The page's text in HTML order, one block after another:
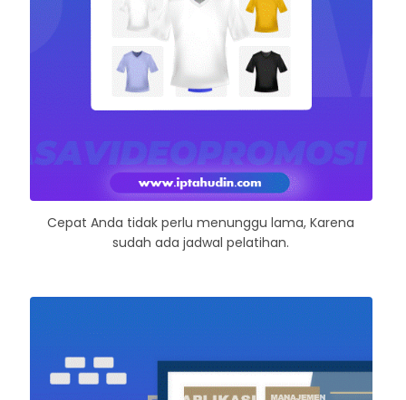
Cepat Anda tidak perlu menunggu lama, Karena
sudah ada jadwal pelatihan.